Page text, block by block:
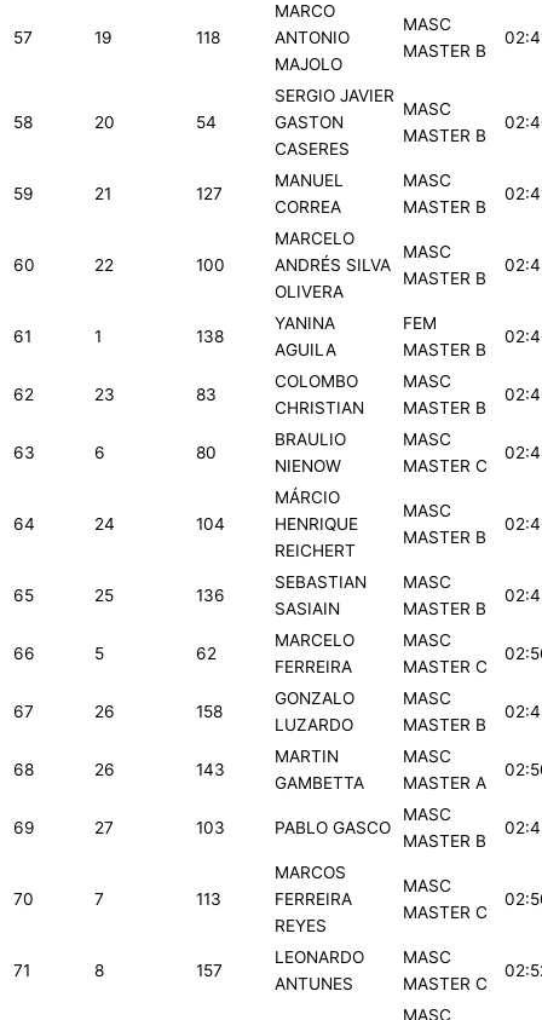
57 19 118
MARCO
ANTONIO
MAJOLO
MASC
MASTER B
58 20 54
SERGIO JAVIER
GASTON
CASERES
MASC
MASTER B
59 21 127
MANUEL
CORREA
MASC
MASTER B
60 22 100
MARCELO
ANDRÉS SILVA
OLIVERA
MASC
MASTER B
61 1 138
YANINA
AGUILA
FEM
MASTER B
62 23 83
COLOMBO
CHRISTIAN
MASC
MASTER B
63 6 80
BRAULIO
NIENOW
MASC
MASTER C
64 24 104
MÁRCIO
HENRIQUE
REICHERT
MASC
MASTER B
65 25 136
SEBASTIAN
SASIAIN
MASC
MASTER B
66 5 62
MARCELO
FERREIRA
MASC
MASTER C
67 26 158
GONZALO
LUZARDO
MASC
MASTER B
68 26 143
MARTIN
GAMBETTA
MASC
MASTER A
69 27 103 PABLO GASCO
MASC
MASTER B
70 7 113
MARCOS
FERREIRA
REYES
MASC
MASTER C
71 8 157
LEONARDO
ANTUNES
MASC
MASTER C
MASC